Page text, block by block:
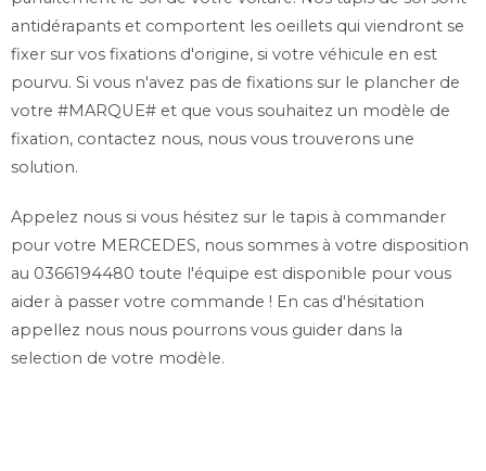
antidérapants et comportent les oeillets qui viendront se
fixer sur vos fixations d'origine, si votre véhicule en est
pourvu. Si vous n'avez pas de fixations sur le plancher de
votre #MARQUE# et que vous souhaitez un modèle de
fixation, contactez nous, nous vous trouverons une
solution.
Appelez nous si vous hésitez sur le tapis à commander
pour votre MERCEDES, nous sommes à votre disposition
au 0366194480 toute l'équipe est disponible pour vous
aider à passer votre commande ! En cas d'hésitation
appellez nous nous pourrons vous guider dans la
selection de votre modèle.